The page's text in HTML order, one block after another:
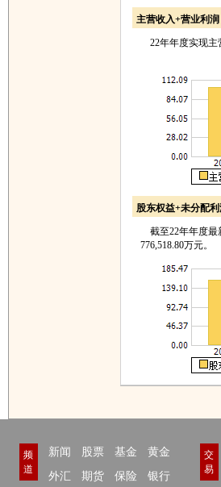
主营收入+营业利润
22年年度实现主
股东权益+未分配利
截至22年年度最
776,518.80万元。
频
道
新闻 股票 基金
黄金
外汇
期货 保险
银行
交
易